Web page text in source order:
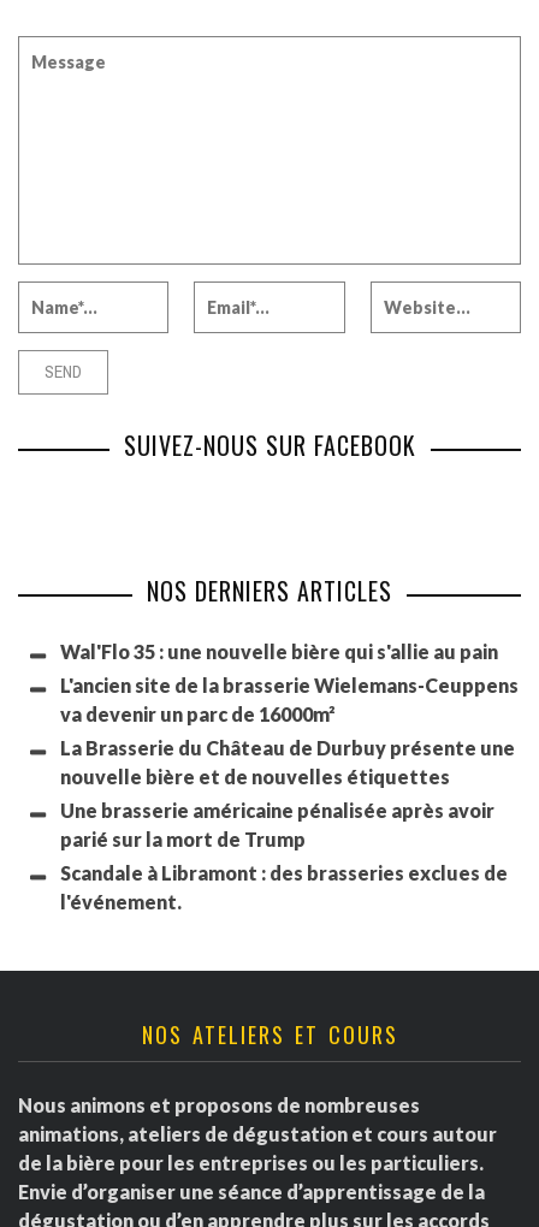
SUIVEZ-NOUS SUR FACEBOOK
NOS DERNIERS ARTICLES
Wal'Flo 35 : une nouvelle bière qui s'allie au pain
L'ancien site de la brasserie Wielemans-Ceuppens
va devenir un parc de 16000m²
La Brasserie du Château de Durbuy présente une
nouvelle bière et de nouvelles étiquettes
Une brasserie américaine pénalisée après avoir
parié sur la mort de Trump
Scandale à Libramont : des brasseries exclues de
l'événement.
NOS ATELIERS ET COURS
Nous animons et proposons de nombreuses
animations, ateliers de dégustation et cours autour
de la bière pour les entreprises ou les particuliers.
Envie d’organiser une séance d’apprentissage de la
dégustation ou d’en apprendre plus sur les accords